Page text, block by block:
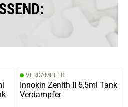
VERDAMPFER
Innokin Zenith II 5,5ml Tank
Verdampfer